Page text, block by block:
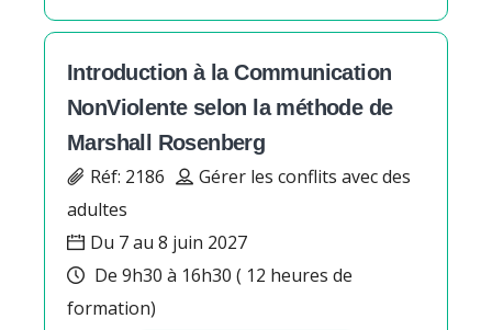
Introduction à la Communication
NonViolente selon la méthode de
Marshall Rosenberg
Réf: 2186
Gérer les conflits avec des
adultes
Du 7 au 8 juin 2027
De 9h30 à 16h30 ( 12 heures de
formation)